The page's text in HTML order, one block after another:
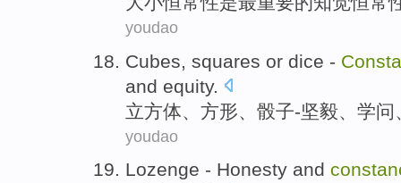
youdao
Cubes squares or dice -
and equity.
立方体
方形 骰子-坚毅、 学问
youdao
Lozenge - Honesty and